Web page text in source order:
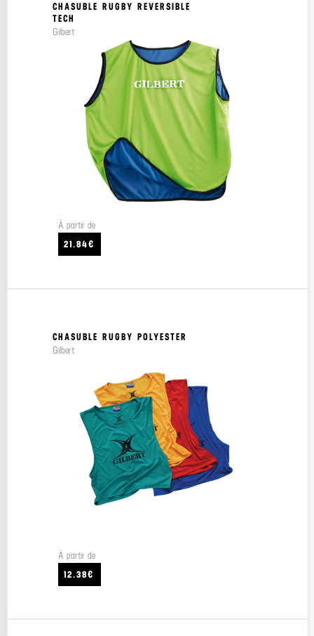
CHASUBLE RUGBY REVERSIBLE
TECH
Gilbert
À partir de
21.84€
CHASUBLE RUGBY POLYESTER
Gilbert
À partir de
12.38€